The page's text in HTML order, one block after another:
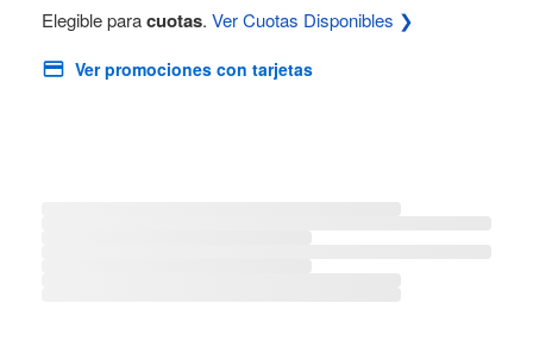
Elegible paracuotas. Ver Cuotas Disponibles ❯
Ver promociones con tarjetas